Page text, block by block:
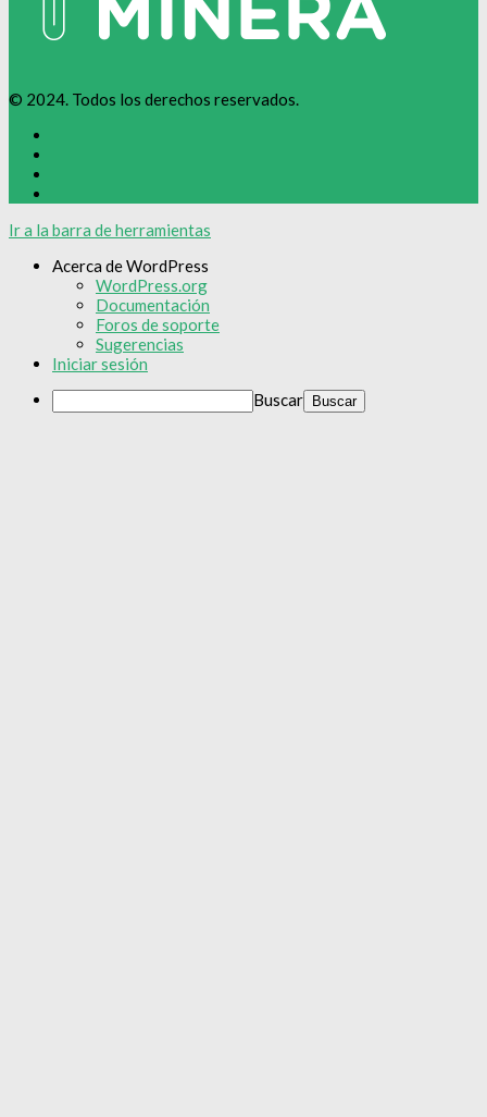
© 2024. Todos los derechos reservados.
Ir a la barra de herramientas
Acerca de WordPress
WordPress.org
Documentación
Foros de soporte
Sugerencias
Iniciar sesión
Buscar